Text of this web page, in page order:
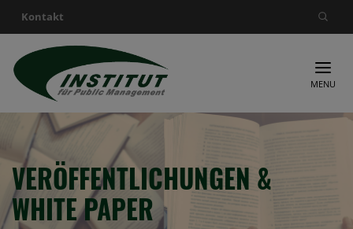
Kontakt
Suche nach:
MENU
VERÖFFENTLICHUNGEN &
WHITE PAPER